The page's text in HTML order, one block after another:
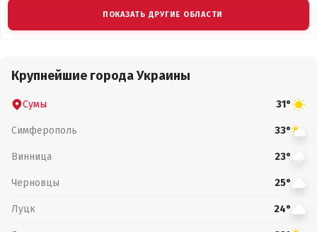
ПОКАЗАТЬ ДРУГИЕ ОБЛАСТИ
Крупнейшие города Украины
Сумы 31°
Симферополь 33°
Винница 23°
Черновцы 25°
Луцк 24°